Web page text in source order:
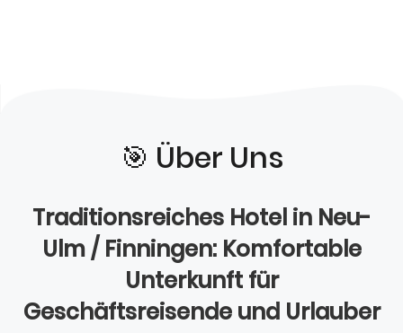
🎯️ Über Uns
Traditionsreiches Hotel in Neu-
Ulm / Finningen: Komfortable
Unterkunft für
Geschäftsreisende und Urlauber